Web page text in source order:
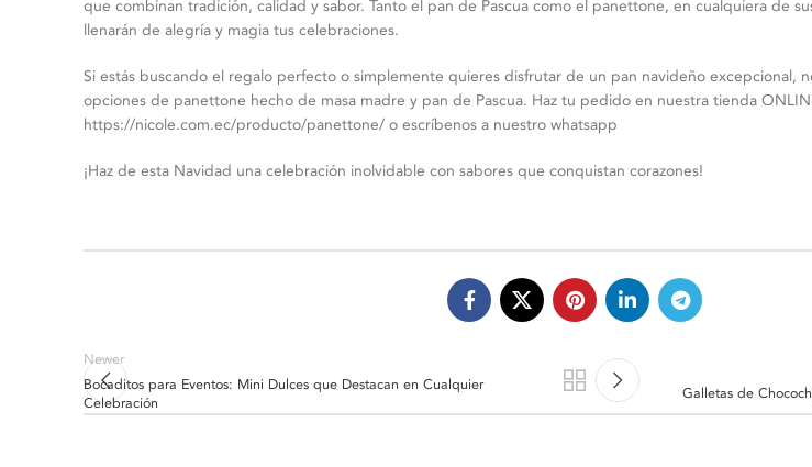
que combinan tradición, calidad y sabor. Tanto el pan de Pascua como el panettone, en cualquiera de
llenarán de alegría y magia tus celebraciones.
Si estás buscando el regalo perfecto o simplemente quieres disfrutar de un pan navideño excepcional,
opciones de panettone hecho de masa madre y pan de Pascua. Haz tu pedido en nuestra tienda
https://nicole.com.ec/producto/panettone/ o escríbenos a nuestro whatsapp
¡Haz de esta Navidad una celebración inolvidable con sabores que conquistan corazones!
Newer
Bocaditos para Eventos: Mini Dulces que Destacan en Cualquier
Celebración
Galletas de